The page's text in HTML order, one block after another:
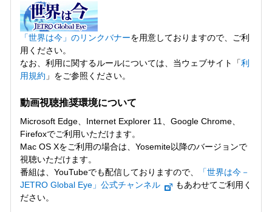
「世界は今」のリンクバナーを用意しておりますので、ご利
用ください。
なお、利用に関するルールについては、当ウェブサイト「利
用規約 」をご参照ください。
動画視聴推奨環境について
Microsoft Edge、Internet Explorer 11、Google Chrome、
Firefoxでご利用いただけます。
Mac OS Xをご利用の場合は、Yosemite以降のバージョンで
視聴いただけます。
番組は、YouTubeでも配信しておりますので、
「世界は今－
JETRO Global Eye」公式チャンネル
もあわせてご利用く
ださい。